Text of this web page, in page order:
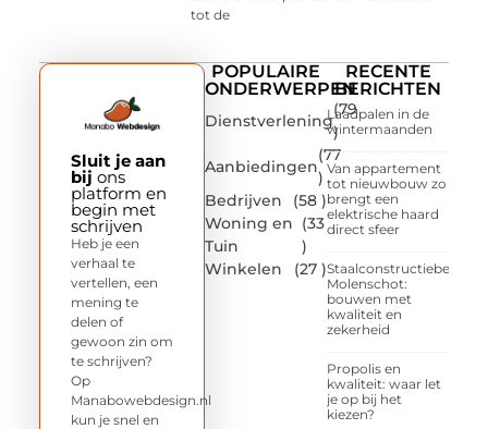
tot de
POPULAIRE
ONDERWERPEN
Dienstverlening
(79
)
Aanbiedingen
(77
)
Bedrijven
(58 )
Woning en
Tuin
(33
)
Winkelen
(27 )
RECENTE
BERICHTEN
Laadpalen in de
wintermaanden
Van appartement
tot nieuwbouw zo
brengt een
elektrische haard
direct sfeer
Staalconstructiebedrijf
Molenschot:
bouwen met
kwaliteit en
zekerheid
Propolis en
kwaliteit: waar let
je op bij het
kiezen?
Sluit je aan
bij ons
platform en
begin met
schrijven
Heb je een
verhaal te
vertellen, een
mening te
delen of
gewoon zin om
te schrijven?
Op
Manabowebdesign.nl
kun je snel en